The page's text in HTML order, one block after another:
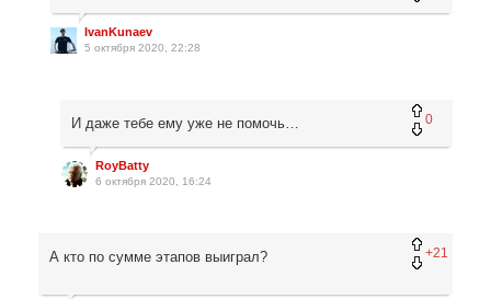
IvanKunaev
5 октября 2020, 22:28
0
И даже тебе ему уже не помочь…
RoyBatty
6 октября 2020, 16:24
+21
А кто по сумме этапов выиграл?